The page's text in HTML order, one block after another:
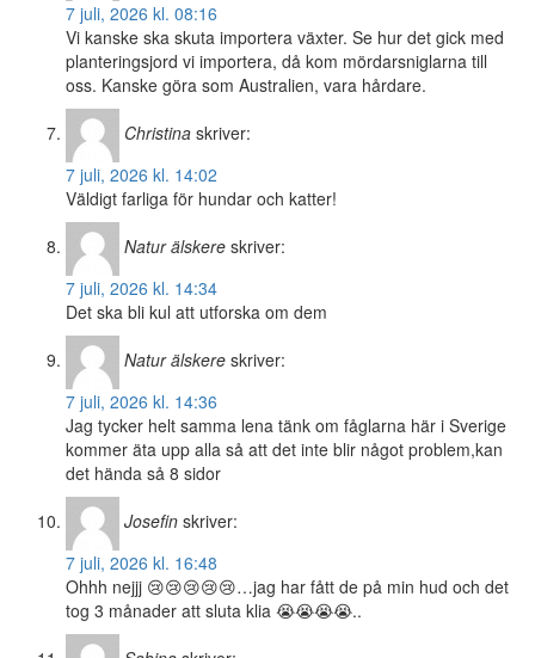
7 juli, 2026 kl. 08:16
Vi kanske ska skuta importera växter. Se hur det gick med
planteringsjord vi importera, då kom mördarsniglarna till
oss. Kanske göra som Australien, vara hårdare.
Christina skriver:
7 juli, 2026 kl. 14:02
Väldigt farliga för hundar och katter!
Natur älskere skriver:
7 juli, 2026 kl. 14:34
Det ska bli kul att utforska om dem
Natur älskere skriver:
7 juli, 2026 kl. 14:36
Jag tycker helt samma lena tänk om fåglarna här i Sverige
kommer äta upp alla så att det inte blir något problem,kan
det hända så 8 sidor
Josefin skriver:
7 juli, 2026 kl. 16:48
Ohhh nejjj 😢😢😢😢😢…jag har fått de på min hud och det
tog 3 månader att sluta klia 😭😭😭😭..